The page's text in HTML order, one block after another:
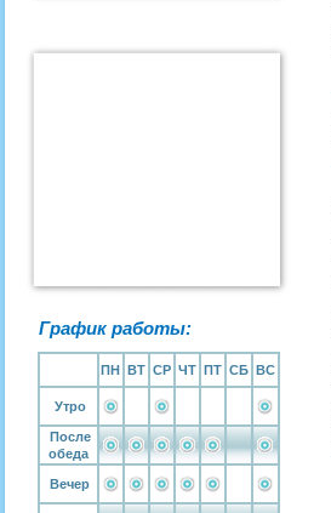
График работы:
ПН ВТ СР ЧТ ПТ СБ ВС
Утро
После
обеда
Вечер